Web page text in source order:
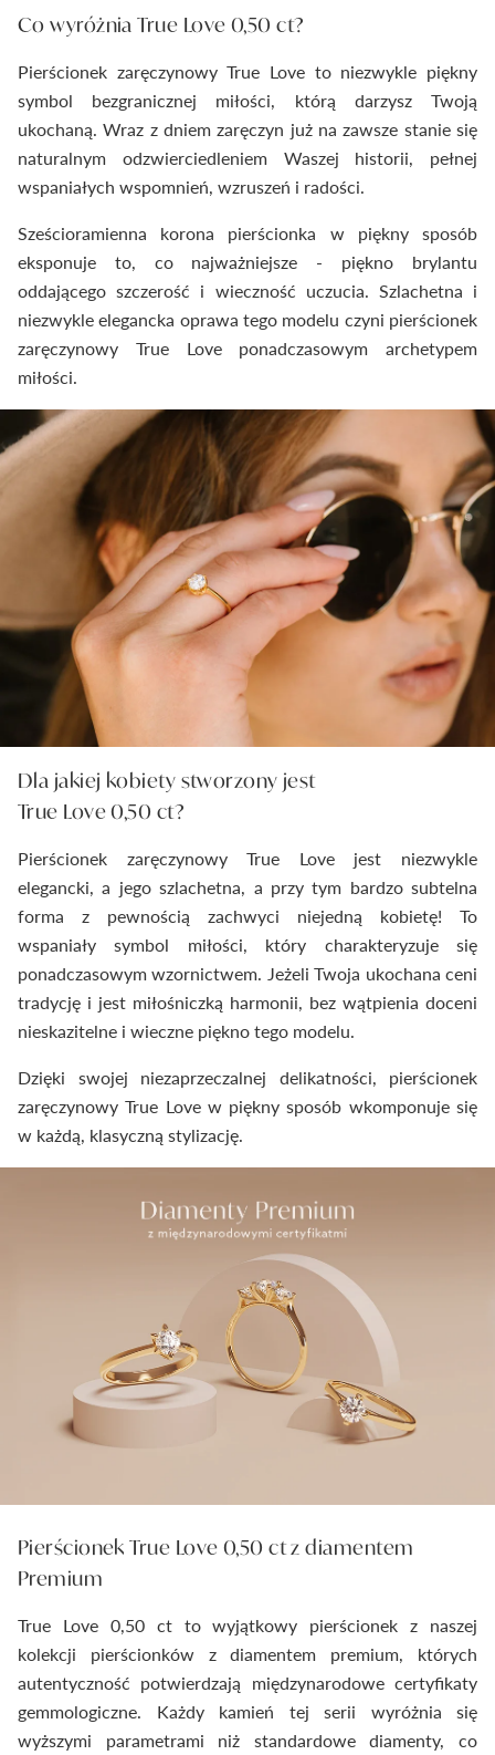
Co wyróżnia True Love 0,50 ct?
Pierścionek zaręczynowy True Love to niezwykle piękny
symbol bezgranicznej miłości, którą darzysz Twoją
ukochaną. Wraz z dniem zaręczyn już na zawsze stanie się
naturalnym odzwierciedleniem Waszej historii, pełnej
wspaniałych wspomnień, wzruszeń i radości.
Sześcioramienna korona pierścionka w piękny sposób
eksponuje to, co najważniejsze - piękno brylantu
oddającego szczerość i wieczność uczucia. Szlachetna i
niezwykle elegancka oprawa tego modelu czyni pierścionek
zaręczynowy True Love ponadczasowym archetypem
miłości.
Dla jakiej kobiety stworzony jest
True Love 0,50 ct?
Pierścionek zaręczynowy True Love jest niezwykle
elegancki, a jego szlachetna, a przy tym bardzo subtelna
forma z pewnością zachwyci niejedną kobietę! To
wspaniały symbol miłości, który charakteryzuje się
ponadczasowym wzornictwem. Jeżeli Twoja ukochana ceni
tradycję i jest miłośniczką harmonii, bez wątpienia doceni
nieskazitelne i wieczne piękno tego modelu.
Dzięki swojej niezaprzeczalnej delikatności, pierścionek
zaręczynowy True Love w piękny sposób wkomponuje się
w każdą, klasyczną stylizację.
Pierścionek True Love 0,50 ct z diamentem
Premium
True Love 0,50 ct to wyjątkowy pierścionek z naszej
kolekcji pierścionków z diamentem premium, których
autentyczność potwierdzają międzynarodowe certyfikaty
gemmologiczne. Każdy kamień tej serii wyróżnia się
wyższymi parametrami niż standardowe diamenty, co